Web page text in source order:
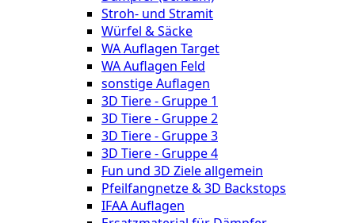
Stroh- und Stramit
Würfel & Säcke
WA Auflagen Target
WA Auflagen Feld
sonstige Auflagen
3D Tiere - Gruppe 1
3D Tiere - Gruppe 2
3D Tiere - Gruppe 3
3D Tiere - Gruppe 4
Fun und 3D Ziele allgemein
Pfeilfangnetze & 3D Backstops
IFAA Auflagen